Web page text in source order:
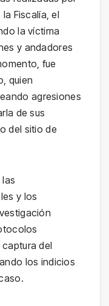
Fiscalía, el
la víctima
y andadores
fue
quien
agresiones
de sus
del sitio de
y los
del
los indicios